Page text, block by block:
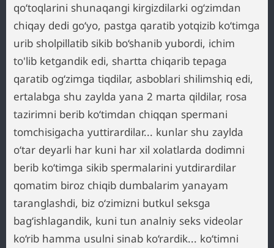
qo‘toqlarini shunaqangi kirgizdilarki og‘zimdan
chiqay dedi go‘yo, pastga qaratib yotqizib ko‘timga
urib sholpillatib sikib bo‘shanib yubordi, ichim
to'lib ketgandik edi, shartta chiqarib tepaga
qaratib og‘zimga tiqdilar, asboblari shilimshiq edi,
ertalabga shu zaylda yana 2 marta qildilar, rosa
tazirimni berib ko‘timdan chiqqan spermani
tomchisigacha yuttirardilar... kunlar shu zaylda
o‘tar deyarli har kuni har xil xolatlarda dodimni
berib ko‘timga sikib spermalarini yutdirardilar
qomatim biroz chiqib dumbalarim yanayam
taranglashdi, biz o‘zimizni butkul seksga
bag‘ishlagandik, kuni tun analniy seks videolar
ko‘rib hamma usulni sinab ko‘rardik... ko‘timni